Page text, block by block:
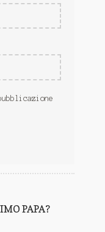
PAPA?